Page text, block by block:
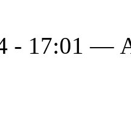
- 17:01 —